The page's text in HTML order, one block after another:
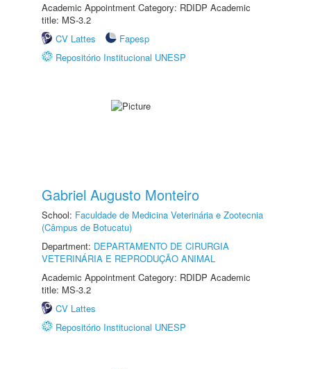
Academic Appointment Category: RDIDP Academic
title: MS-3.2
CV Lattes
Fapesp
Repositório Institucional UNESP
Gabriel Augusto Monteiro
School: Faculdade de Medicina Veterinária e Zootecnia
(Câmpus de Botucatu)
Department: DEPARTAMENTO DE CIRURGIA
VETERINÁRIA E REPRODUÇÃO ANIMAL
Academic Appointment Category: RDIDP Academic
title: MS-3.2
CV Lattes
Repositório Institucional UNESP